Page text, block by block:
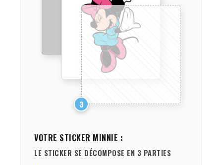
3
VOTRE STICKER MINNIE :
LE STICKER SE DÉCOMPOSE EN 3 PARTIES